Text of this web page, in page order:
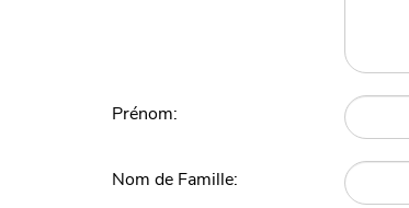
Prénom:
Nom de Famille: